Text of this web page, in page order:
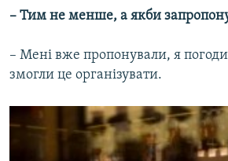
– Тим не менше, а якби
– Мені вже пропонували, я
змогли це організувати.